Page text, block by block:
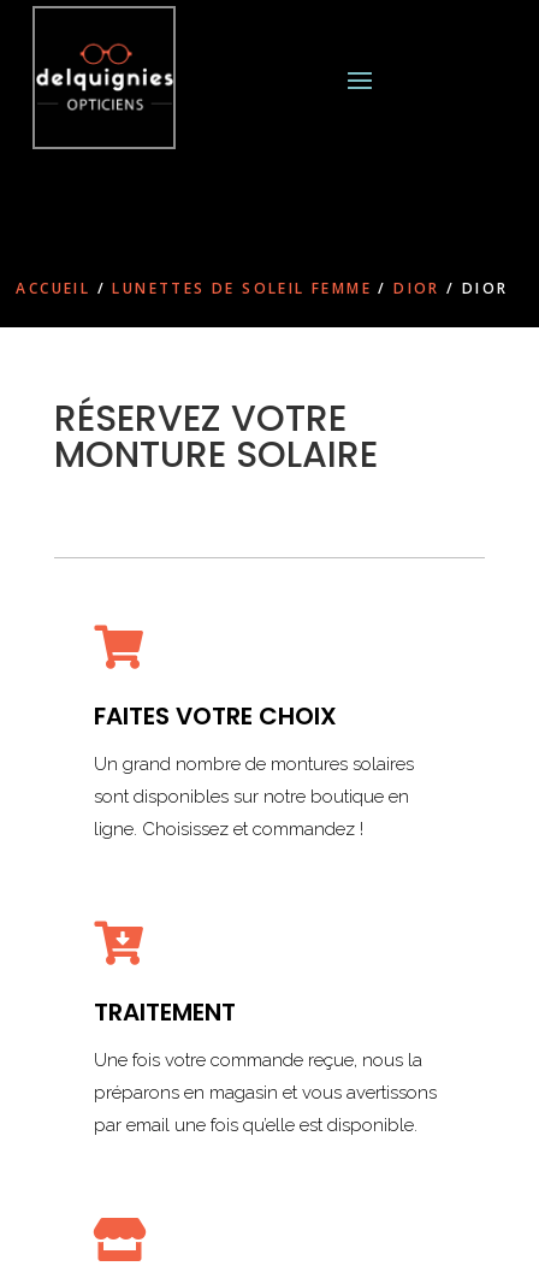
ACCUEIL /LUNETTES DE SOLEIL FEMME /DIOR / DIOR
RÉSERVEZ VOTRE
MONTURE SOLAIRE

FAITES VOTRE CHOIX
Un grand nombre de montures solaires
sont disponibles sur notre boutique en
ligne. Choisissez et commandez !

TRAITEMENT
Une fois votre commande reçue, nous la
préparons en magasin et vous avertissons
par email une fois qu’elle est disponible.
